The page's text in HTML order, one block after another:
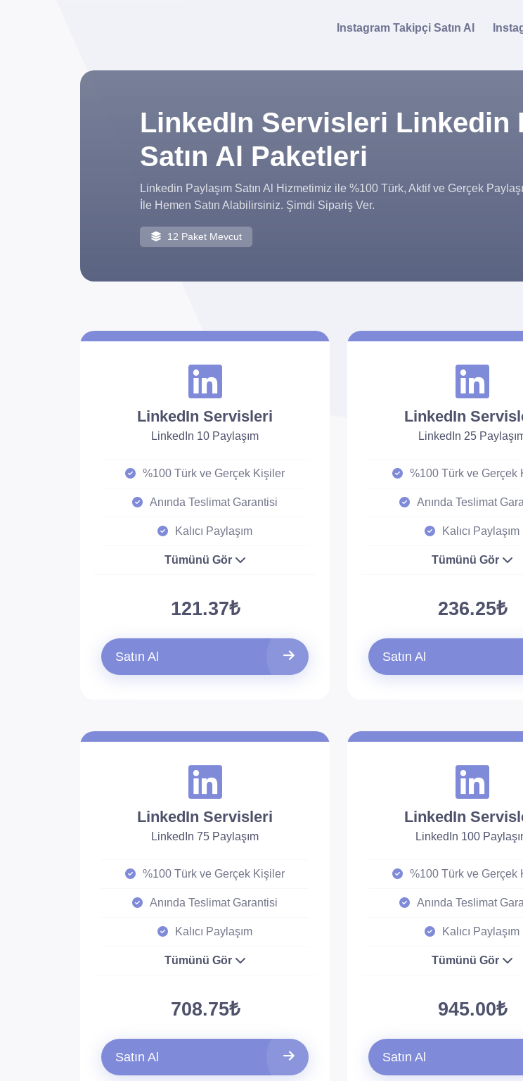
Instagram Takipçi Satın Al
LinkedIn Servisleri Linkedin
Satın Al Paketleri
Linkedin Paylaşım Satın Al Hizmetimiz ile %100 Türk, Aktif ve Gerçek
İle Hemen Satın Alabilirsiniz. Şimdi Sipariş Ver.
12 Paket Mevcut
LinkedIn Servisleri
LinkedIn 10 Paylaşım
%100 Türk ve Gerçek Kişiler
Anında Teslimat Garantisi
Kalıcı Paylaşım
Tümünü Gör
121.37₺
Satın Al
LinkedIn
LinkedIn 25
%100 Türk ve Gerçek
Anında Teslimat
Kalıcı Paylaşım
Tümünü Gör
236.25₺
Satın Al
LinkedIn Servisleri
LinkedIn 75 Paylaşım
%100 Türk ve Gerçek Kişiler
Anında Teslimat Garantisi
Kalıcı Paylaşım
Tümünü Gör
708.75₺
Satın Al
LinkedIn
LinkedIn 100
%100 Türk ve Gerçek
Anında Teslimat
Kalıcı Paylaşım
Tümünü Gör
945.00₺
Satın Al